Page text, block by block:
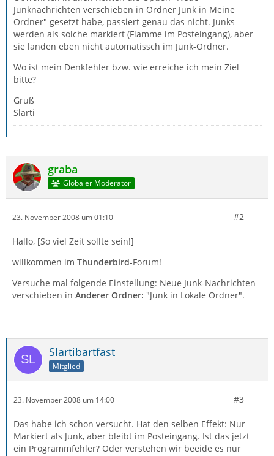
Junknachrichten verschieben in Ordner Junk in Meine
Ordner" gesetzt habe, passiert genau das nicht. Junks
werden als solche markiert (Flamme im Posteingang), aber
sie landen eben nicht automatissch im Junk-Ordner.
Wo ist mein Denkfehler bzw. wie erreiche ich mein Ziel
bitte?
Gruß
Slarti
graba
Globaler Moderator
23. November 2008 um 01:10 #2
Hallo, [So viel Zeit sollte sein!]
willkommen im Thunderbird-Forum!
Versuche mal folgende Einstellung: Neue Junk-Nachrichten
verschieben in Anderer Ordner: "Junk in Lokale Ordner".
Slartibartfast
Mitglied
23. November 2008 um 14:00 #3
Das habe ich schon versucht. Hat den selben Effekt: Nur
Markiert als Junk, aber bleibt im Posteingang. Ist das jetzt
ein Programmfehler? Oder verstehen wir beeide es nur